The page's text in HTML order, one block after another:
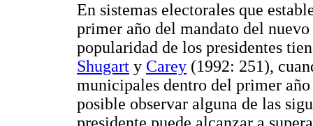
En sistemas electorales que
primer año del mandato del
popularidad de los presidentes
Shugart y Carey (1992: 251),
municipales dentro del primer
posible observar alguna de las